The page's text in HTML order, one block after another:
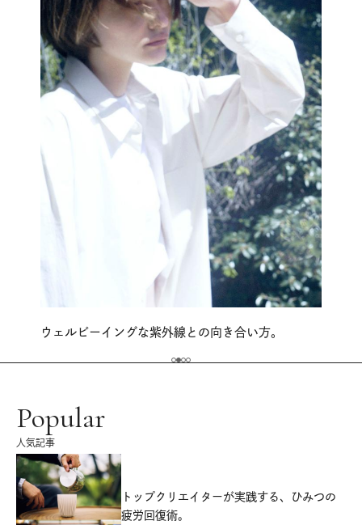
ウェルビーイングな紫外線との向き合い方。
Popular
人気記事
トップクリエイターが実践する、ひみつの
疲労回復術。